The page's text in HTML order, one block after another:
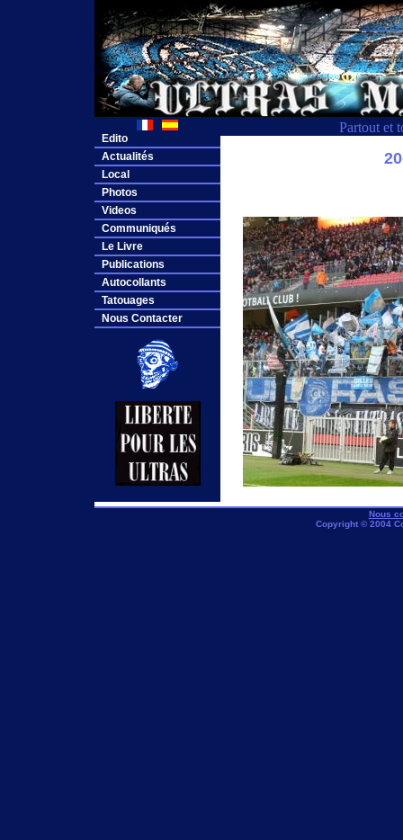
Partout et
Edito
Actualités
Local
Photos
Videos
Communiqués
Le Livre
Publications
Autocollants
Tatouages
Nous Contacter
Nous
Copyright © 2004